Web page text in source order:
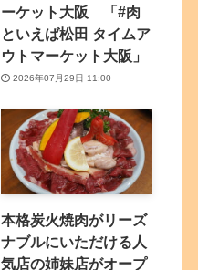
ーケット大阪 「#肉
といえば松田 タイムア
ウトマーケット大阪」
2026年07月29日 11:00
本格炭火焼肉がリーズ
ナブルにいただける人
気店の姉妹店がオープ